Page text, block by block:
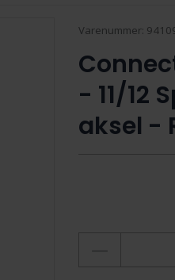
Varenummer:
- 11/12
aksel -